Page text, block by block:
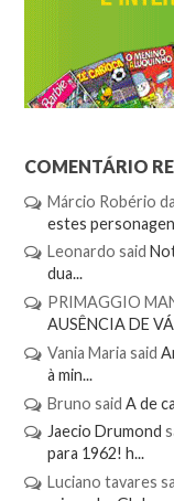
COMENTÁRIO
Márcio Robério
estes
Leonardo said
dua...
PRIMAGGIO
AUSÊNCIA DE
Vania Maria said
à min...
Bruno said A de
Jaecio Drumond
para 1962! h...
Luciano tavares